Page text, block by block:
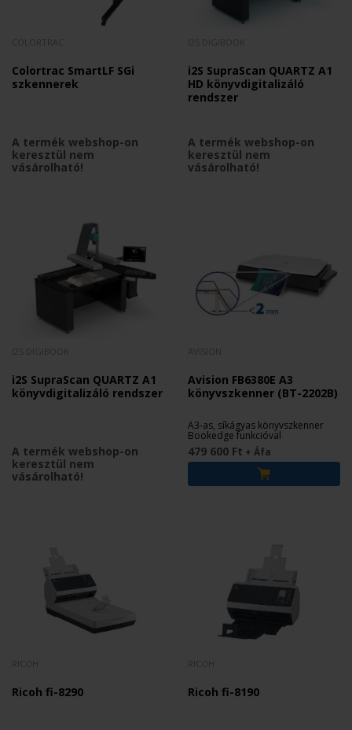
Colortrac SmartLF SGi
szkennerek
A termék webshop-on
keresztül nem
vásárolható!
i2S SupraScan QUARTZ A1
HD könyvdigitalizáló
rendszer
A termék webshop-on
keresztül nem
vásárolható!
i2S SupraScan QUARTZ A1
könyvdigitalizáló rendszer
A termék webshop-on
keresztül nem
vásárolható!
Avision FB6380E A3
könyvszkenner (BT-2202B)
A3-as, síkágyas könyvszkenner
Bookedge funkcióval
479 600 Ft + Áfa
Ricoh fi-8290 Ricoh fi-8190